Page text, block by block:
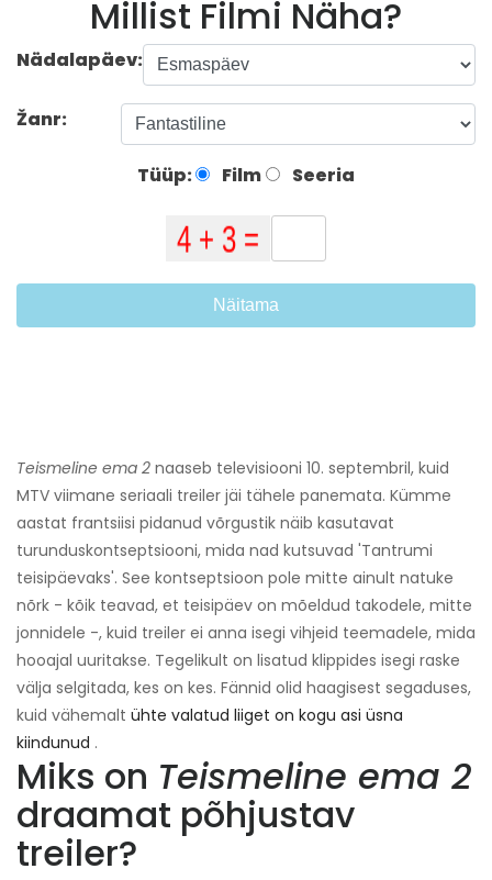
Millist Filmi Näha?
Nädalapäev:
Žanr:
Tüüp: Film Seeria
Näitama
Teismeline ema 2 naaseb televisiooni 10. septembril, kuid
MTV viimane seriaali treiler jäi tähele panemata. Kümme
aastat frantsiisi pidanud võrgustik näib kasutavat
turunduskontseptsiooni, mida nad kutsuvad 'Tantrumi
teisipäevaks'. See kontseptsioon pole mitte ainult natuke
nõrk - kõik teavad, et teisipäev on mõeldud takodele, mitte
jonnidele -, kuid treiler ei anna isegi vihjeid teemadele, mida
hooajal uuritakse. Tegelikult on lisatud klippides isegi raske
välja selgitada, kes on kes. Fännid olid haagisest segaduses,
kuid vähemalt ühte valatud liiget on kogu asi üsna
kiindunud .
Miks on Teismeline ema 2
draamat põhjustav
treiler?